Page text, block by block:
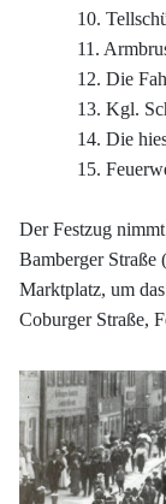
10.
11.
12. Die
13. Kgl.
14. Die
15.
Der Festzug
Bamberger Straße
Marktplatz, um
Coburger Straße,